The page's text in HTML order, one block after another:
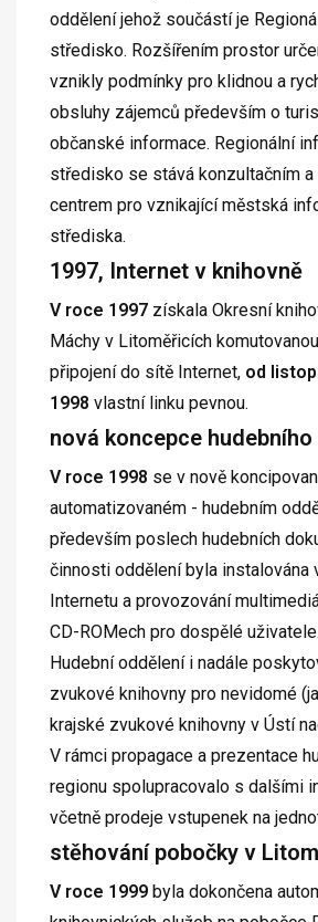
oddělení jehož součástí je
středisko. Rozšířením prostor
vznikly podmínky pro klidnou a
obsluhy zájemců především o
občanské informace. Regionální
středisko se stává konzultačním
centrem pro vznikající městská
střediska.
1997, Internet v knihovně
V roce 1997 získala Okresní
Máchy v Litoměřicích
připojení do sítě Internet, od
1998 vlastní linku pevnou.
nová koncepce
V roce 1998 se v nově
automatizovaném - hudebním
především poslech hudebních
činnosti oddělení byla instalována
Internetu a provozování
CD-ROMech pro dospělé uživatele.
Hudební oddělení i nadále
zvukové knihovny pro nevidomé
krajské zvukové knihovny v Ústí
V rámci propagace a prezentace
regionu spolupracovalo s dalšími
včetně prodeje vstupenek na
stěhování pobočky v
V roce 1999 byla dokončena